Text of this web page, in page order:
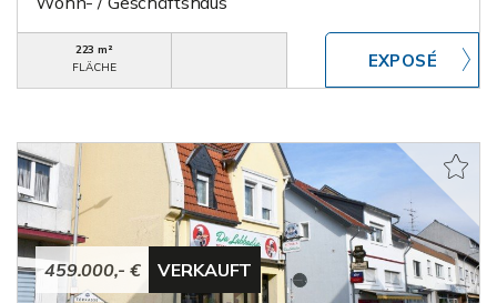
223 m²
FLÄCHE
459.000,- € VERKAUFT